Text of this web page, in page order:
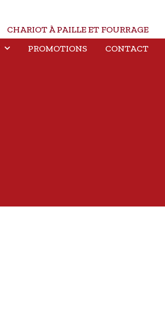
CHARIOT À PAILLE ET FOURRAGE
PROMOTIONS CONTACT